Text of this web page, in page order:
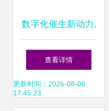
数字化催生新动力,
中国联塑推动智能
制造创新发展
查看详情
更新时间：2026-08-06
17:45:23